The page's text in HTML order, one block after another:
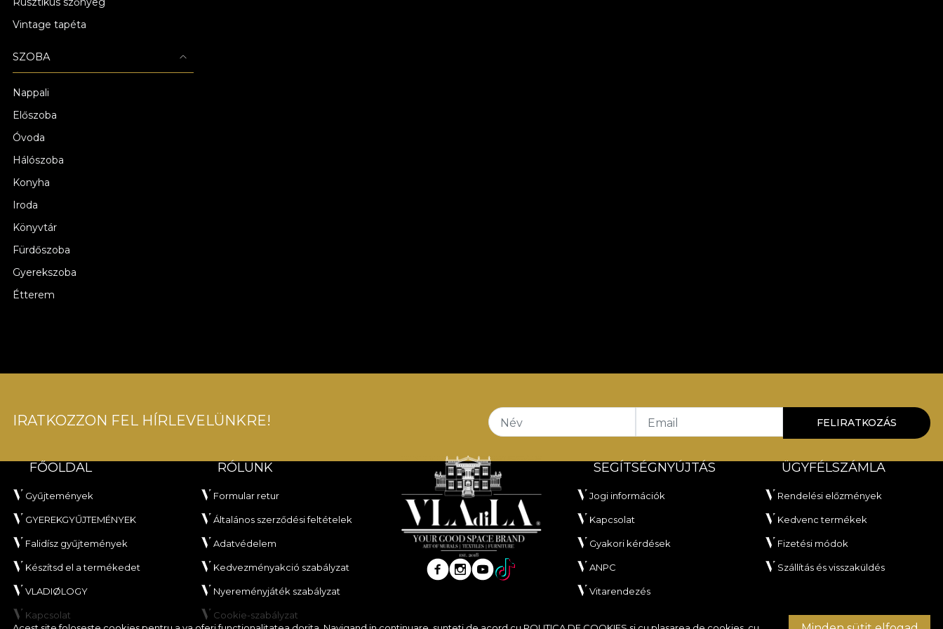
Vintage tapéta
SZOBA
Nappali
Előszoba
Óvoda
Hálószoba
Konyha
Iroda
Könyvtár
Fürdőszoba
Gyerekszoba
Étterem
IRATKOZZON FEL HÍRLEVELÜNKRE! Név Email FELIRATKOZÁS
FŐOLDAL
Gyűjtemények
GYEREKGYŰJTEMÉNYEK
Falidísz gyűjtemények
Készítsd el a termékedet
VLADIØLOGY
Kapcsolat
RÓLUNK
Formular retur
Általános szerződési feltételek
Adatvédelem
Kedvezményakció szabályzat
Nyereményjáték szabályzat
Cookie-szabályzat
SEGÍTSÉGNYÚJTÁS
Jogi információk
Kapcsolat
Gyakori kérdések
ANPC
Vitarendezés
ÜGYFÉLSZÁMLA
Rendelési előzmények
Kedvenc termékek
Fizetési módok
Szállítás és visszaküldés